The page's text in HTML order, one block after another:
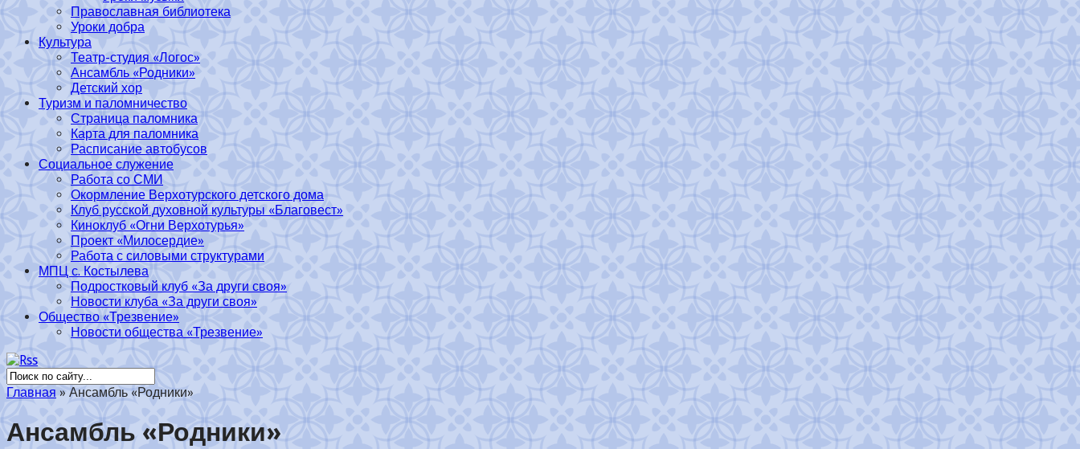
Православная библиотека
Уроки добра
Культура
Театр-студия «Логос»
Ансамбль «Родники»
Детский хор
Туризм и паломничество
Страница паломника
Карта для паломника
Расписание автобусов
Социальное служение
Работа со СМИ
Окормление Верхотурского детского дома
Клуб русской духовной культуры «Благовест»
Киноклуб «Огни Верхотурья»
Проект «Милосердие»
Работа с силовыми структурами
МПЦ с. Костылева
Подростковый клуб «За други своя»
Новости клуба «За други своя»
Общество «Трезвение»
Новости общества «Трезвение»
Главная » Ансамбль «Родники»
Ансамбль «Родники»